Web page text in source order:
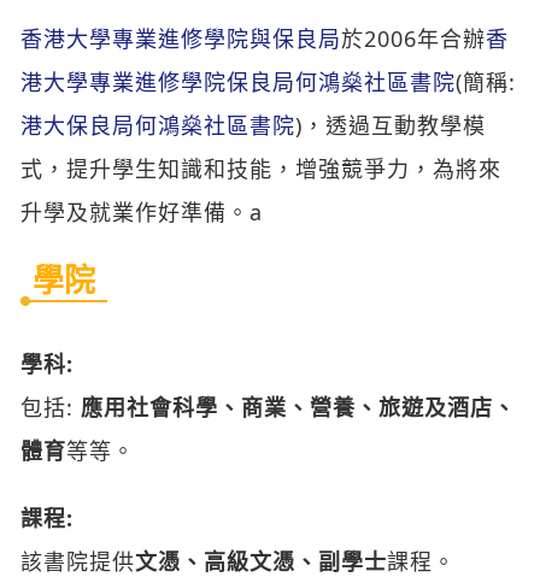
香港大學專業進修學院與保良局於2006年合辦香
港大學專業進修學院保良局何鴻燊社區書院(簡稱:
港大保良局何鴻燊社區書院)，透過互動教學模
式，提升學生知識和技能，增強競爭力，為將來
升學及就業作好準備。a
學院
學科:
包括: 應用社會科學、商業、營養、旅遊及酒店、
體育等等。
課程:
該書院提供文憑、高級文憑、副學士課程。